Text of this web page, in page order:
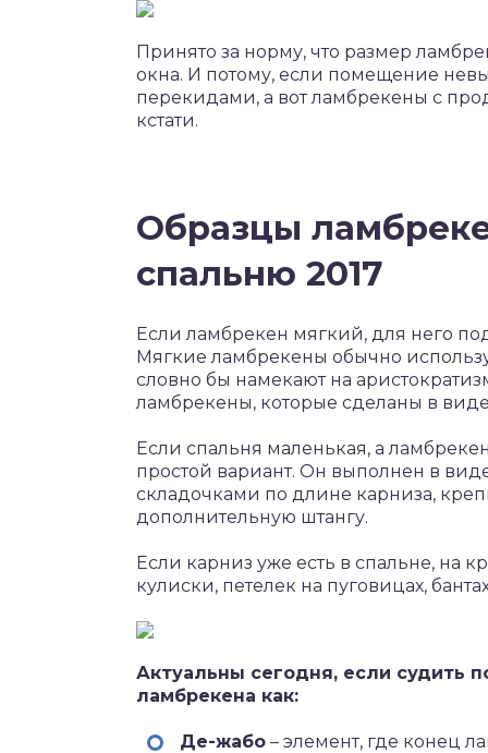
Принято за норму, что размер
окна. И потому, если помещение
перекидами, а вот ламбрекены с
кстати.
Образцы
спальню 2017
Если ламбрекен мягкий, для него
Мягкие ламбрекены обычно
словно бы намекают на
ламбрекены, которые сделаны в
Если спальня маленькая, а
простой вариант. Он выполнен в
складочками по длине карниза,
дополнительную штангу.
Если карниз уже есть в спальне, на
кулиски, петелек на пуговицах,
Актуальны сегодня, если судить
ламбрекена как:
Де-жабо – элемент, где конец